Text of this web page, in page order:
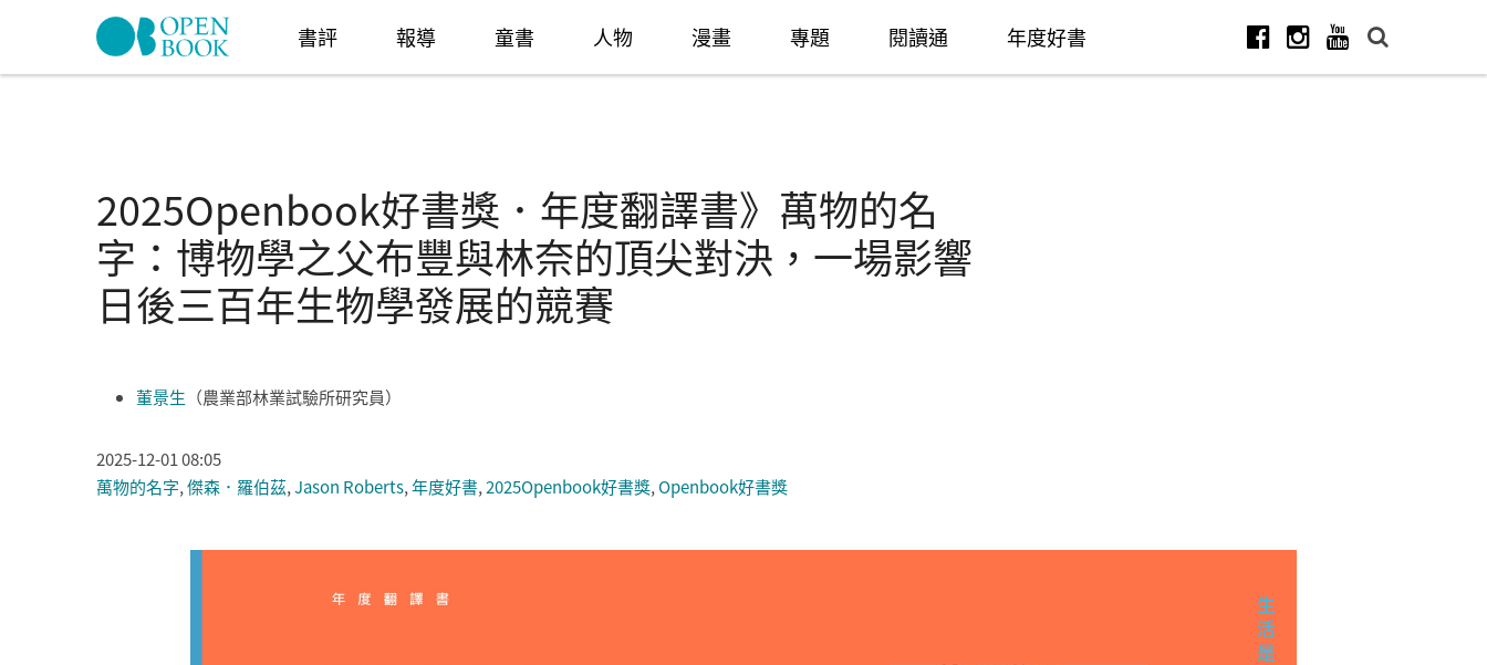
Skip to navigation
書評 報導 童書 人物 漫畫 專題 閱讀通 年度好書
2025Openbook好書獎．年度翻譯書》萬物的名
字：博物學之父布豐與林奈的頂尖對決，一場影響
日後三百年生物學發展的競賽
董景生 （農業部林業試驗所研究員）
2025-12-01 08:05
萬物的名字,傑森．羅伯茲,Jason Roberts,年度好書,2025Openbook好書獎,Openbook好書獎